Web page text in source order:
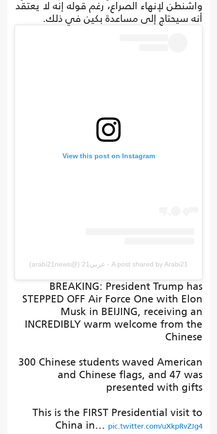
واشنطن لإنهاء الصراع، رغم قوله إنه لا يعتقد
أنه سيحتاج إلى مساعدة بكين في ذلك.
View this post on Instagram
A post shared by Arabi21 - عربي21 (@arabi21news)
BREAKING: President Trump has
STEPPED OFF Air Force One with Elon
Musk in BEIJING, receiving an
INCREDIBLY warm welcome from the
Chinese
300 Chinese students waved American
and Chinese flags, and 47 was
presented with gifts
This is the FIRST Presidential visit to
China in… pic.twitter.com/uXkpRvZJg4